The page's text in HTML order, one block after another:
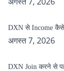
DXN से Income कैसे
अगस्त 7, 2026
DXN Join करने से